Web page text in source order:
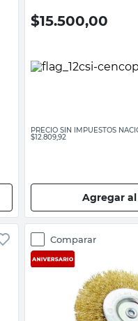
$15.500,00
PRECIO SIN IMPUESTOS
$12.809,92
Agregar
Comparar